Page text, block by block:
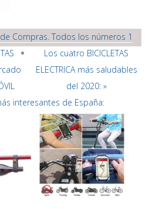
Compras. Todos los números 1
Los cuatro BICICLETAS
ELECTRICA más saludables
del 2020: »
interesantes de España: